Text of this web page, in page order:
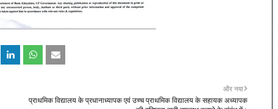
और नया
प्राथमिक विद्यालय के प्रधानाध्यापक एवं उच्च प्राथमिक विद्यालय के सहायक अध्यापक